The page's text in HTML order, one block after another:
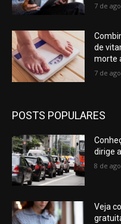
7 de
de
morte
7 de
POSTS POPULARES
dirige
8 de
Veja